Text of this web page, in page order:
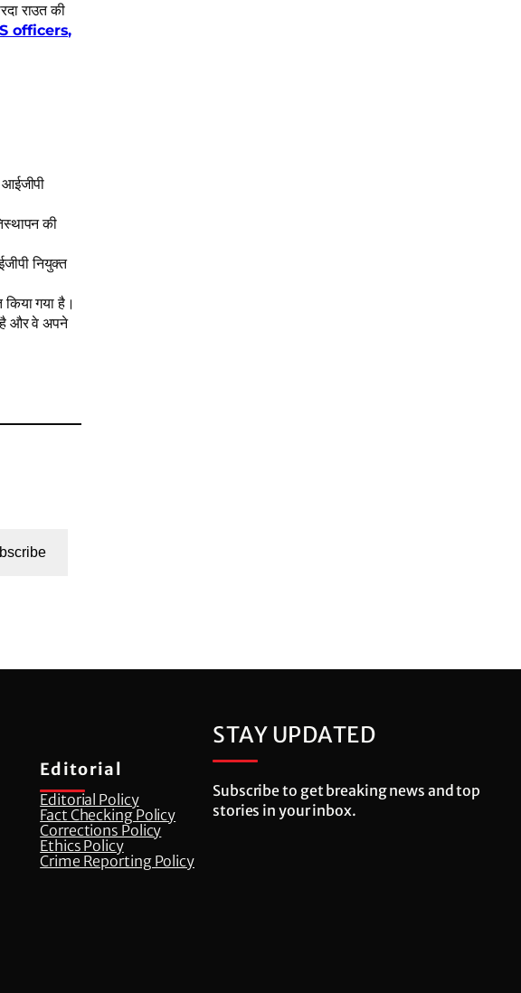
राउत की
officers,
की
नियुक्त
गया है।
है और वे अपने
Editorial
Editorial Policy
Fact Checking Policy
Corrections Policy
⁠Ethics Policy
Crime Reporting Policy
STAY UPDATED
Subscribe to get breaking news and top
stories in your inbox.